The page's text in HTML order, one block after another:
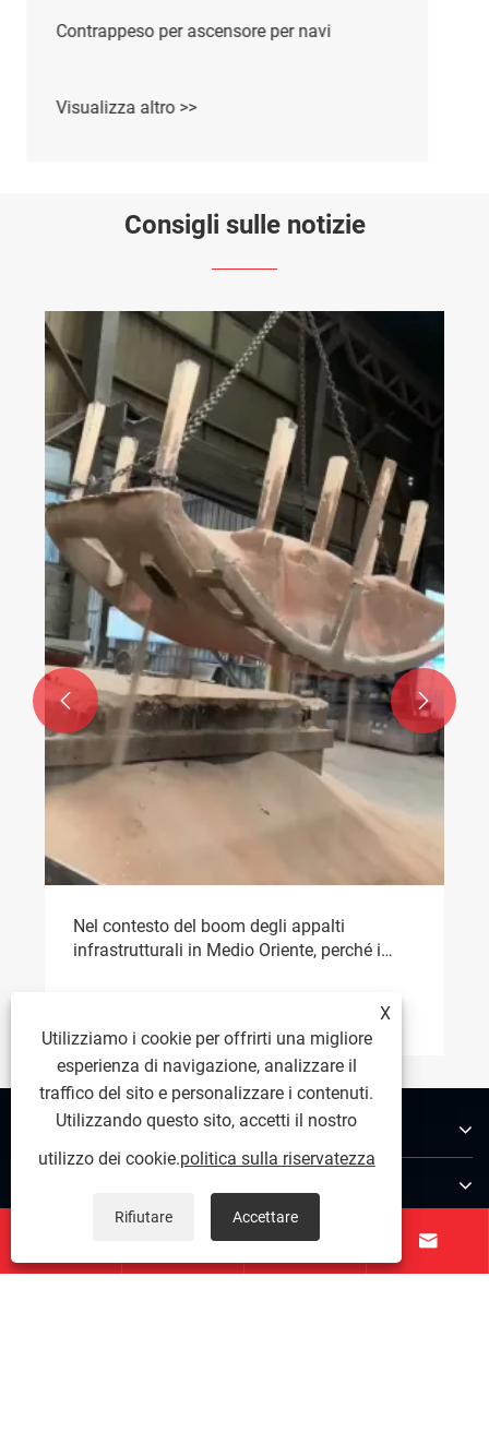
Contrappeso per ascensore per veicoli
Visualizza altro >>
Consigli sulle notizie
Nel contesto del boom degli appalti
infrastrutturali in Medio Oriente, perché i
 
Chi siamo
 
X
Utilizziamo i cookie per offrirti una migliore
esperienza di navigazione, analizzare il
traffico del sito e personalizzare i contenuti.
Utilizzando questo sito, accetti il ​​nostro
utilizzo dei cookie.politica sulla riservatezza
Rifiutare Accettare